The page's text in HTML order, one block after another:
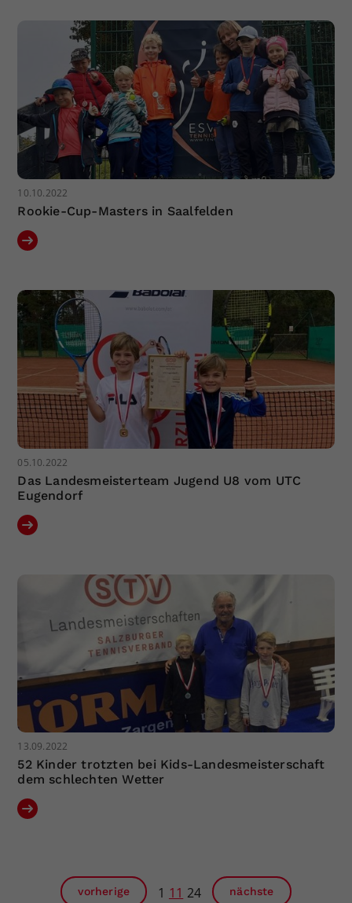
10.10.2022
Rookie-Cup-Masters in Saalfelden
05.10.2022
Das Landesmeisterteam Jugend U8 vom UTC
Eugendorf
13.09.2022
52 Kinder trotzten bei Kids-Landesmeisterschaft
dem schlechten Wetter
vorherige 1 11 24 nächste